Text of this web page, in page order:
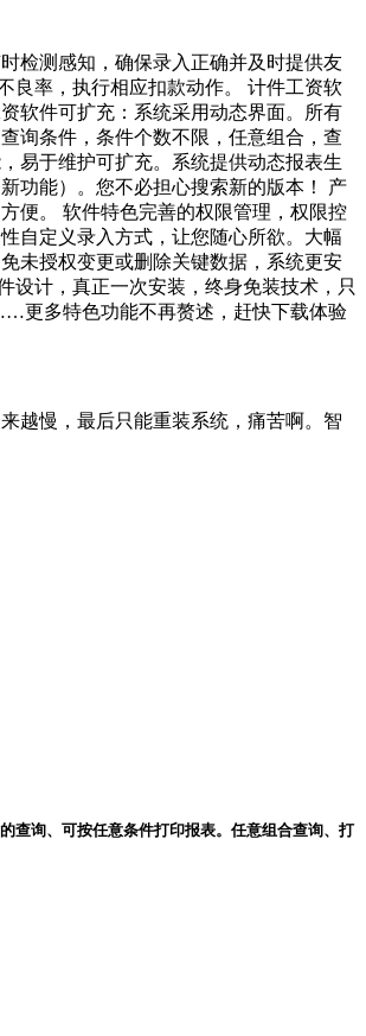
检测感知，确保录入正确并及时提供友
良率，执行相应扣款动作。 计件工资软
软件可扩充：系统采用动态界面。所有
询条件，条件个数不限，任意组合，查
易于维护可扩充。系统提供动态报表生
功能）。您不必担心搜索新的版本！ 产
便。 软件特色完善的权限管理，权限控
自定义录入方式，让您随心所欲。大幅
未授权变更或删除关键数据，系统更安
设计，真正一次安装，终身免装技术，只
更多特色功能不再赘述，赶快下载体验
越慢，最后只能重装系统，痛苦啊。智
查询、可按任意条件打印报表。任意组合查询、打